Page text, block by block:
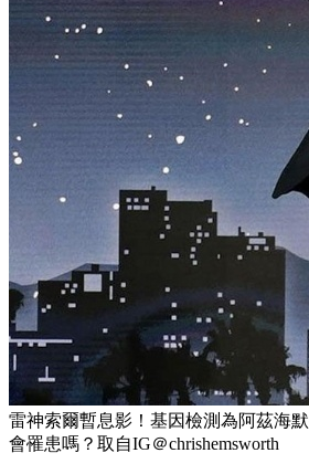
雷神索爾暫息影！基因檢測為阿茲海
會罹患嗎？取自IG＠chrishemsworth